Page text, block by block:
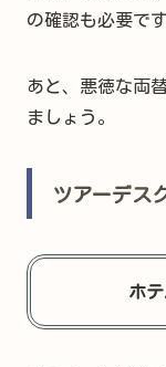
の確認も必要です
あと、悪徳な両
ましょう。
ツアーデス
ホ